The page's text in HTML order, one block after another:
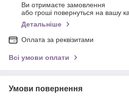
Ви отримаєте замовлення
або гроші повернуться на вашу
Детальніше
Оплата за реквізитами
Всі умови оплати
Умови повернення